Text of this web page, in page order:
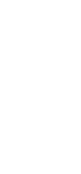
Jacquardstoff, 92
mit elastischen
[Hauptstoff] 92 %